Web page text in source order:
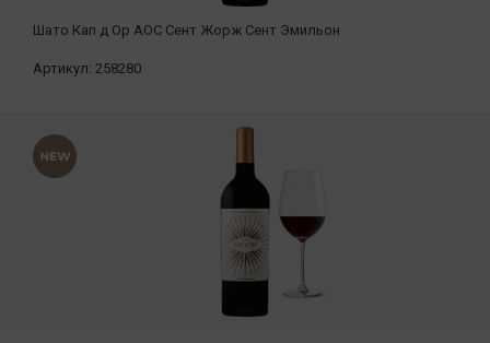
Шато Кап д Ор АОС Сент Жорж Сент Эмильон
Артикул: 258280